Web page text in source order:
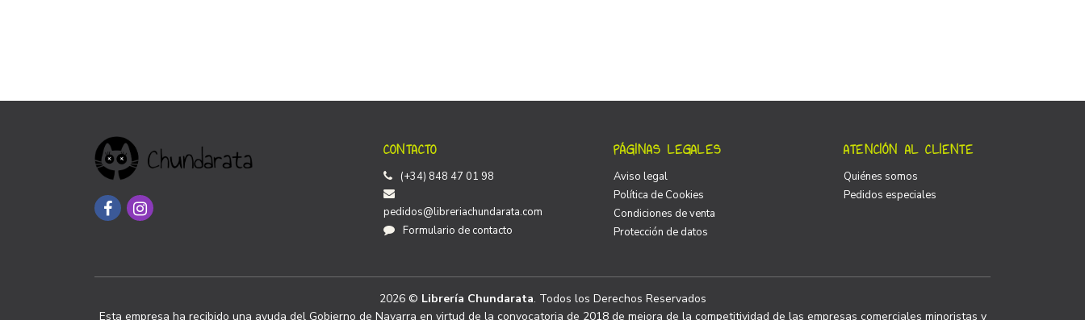
CONTACTO
(+34) 848 47 01 98
pedidos@libreriachundarata.com
Formulario de contacto
PÁGINAS LEGALES
Aviso legal
Política de Cookies
Condiciones de venta
Protección de datos
ATENCIÓN AL CLIENTE
Quiénes somos
Pedidos especiales
2026 © Librería Chundarata. Todos los Derechos Reservados
Esta empresa ha recibido una ayuda del Gobierno de Navarra en virtud de la convocatoria de 2018 de mejora de la competitividad de las empresas comerciales minoristas y